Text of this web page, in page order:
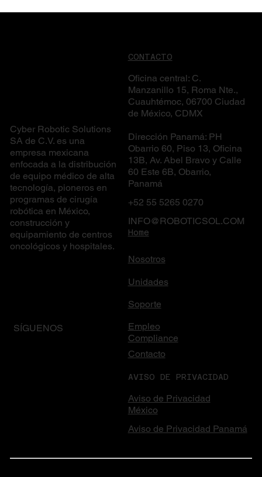
SÍGUENOS
Cyber Robotic Solutions
SA de C.V. es una
empresa mexicana
enfocada a la distribución
de equipo médico de alta
tecnología, pioneros en
programas de cirugía
robótica en México,
construcción y
equipamiento de centros
oncológicos y hospitales.
CONTACTO
Oficina central: C.
Manzanillo 15, Roma Nte.,
Cuauhtémoc, 06700 Ciudad
de México, CDMX
Dirección Panamá: PH
Obarrio 60, Piso 13, Oficina
13B, Av. Abel Bravo y Calle
60 Este 6B, Obarrio,
Panamá
+52 55 5265 0270
INFO@ROBOTICSOL.COM
Home
Nosotros
Unidades
Soporte
Empleo
Compliance
Contacto
AVISO DE PRIVACIDAD
Aviso de Privacidad
México
Aviso de Privacidad Panamá